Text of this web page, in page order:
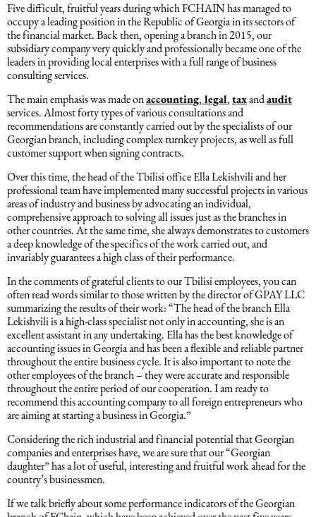
Məsləhət Xidmətləri
Maliyyə hesabatının beynəlxalq
standartları
Hesabatların hazırlanması
Əmək haqqın hesablanması
1C
Beynəlxalq (özəl) hüquq
Azərbaycanda miqrasiya xidmətləri
Əqli mülkiyyət hüququ
Mediasiya hüququ
Qanun, məxfilik, gizlilik və təhlükəsizlik
Məhkəmə hüququ
Hüquqi ekspertiza
Neft və qaz hüququ
Tikinti hüququ
Daşınmaz Əmlak Hüququ
Dəniz hüququ
İdman hüququ
Rekrutinq xidmətləri
Employer Of Record
Marketinq xidmətləri
Five difficult, fruitful years during which FCHAIN has managed to
occupy a leading position in the Republic of Georgia in its sectors of
the financial market. Back then, opening a branch in 2015, our
subsidiary company very quickly and professionally became one of the
leaders in providing local enterprises with a full range of business
consulting services.
The main emphasis was made onaccounting, legal,taxandaudit
services. Almost forty types of various consultations and
recommendations are constantly carried out by the specialists of our
Georgian branch, including complex turnkey projects, as well as full
customer support when signing contracts.
Over this time, the head of the Tbilisi office Ella Lekishvili and her
professional team have implemented many successful projects in various
areas of industry and business by advocating an individual,
comprehensive approach to solving all issues just as the branches in
other countries. At the same time, she always demonstrates to customers
a deep knowledge of the specifics of the work carried out, and
invariably guarantees a high class of their performance.
In the comments of grateful clients to our Tbilisi employees, you can
often read words similar to those written by the director of GPAY LLC
summarizing the results of their work: “The head of the branch Ella
Lekishvili is a high-class specialist not only in accounting, she is an
excellent assistant in any undertaking. Ella has the best knowledge of
accounting issues in Georgia and has been a flexible and reliable partner
throughout the entire business cycle. It is also important to note the
other employees of the branch – they were accurate and responsible
throughout the entire period of our cooperation. I am ready to
recommend this accounting company to all foreign entrepreneurs who
are aiming at starting a business in Georgia.”
Considering the rich industrial and financial potential that Georgian
companies and enterprises have, we are sure that our “Georgian
daughter” has a lot of useful, interesting and fruitful work ahead for the
country’s businessmen.
If we talk briefly about some performance indicators of the Georgian